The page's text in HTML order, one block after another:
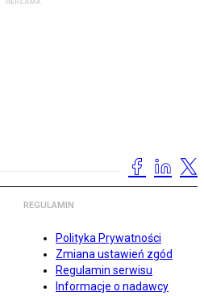
REGULAMIN
Polityka Prywatności
Zmiana ustawień zgód
Regulamin serwisu
Informacje o nadawcy